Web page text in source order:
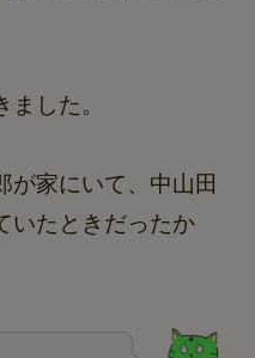
した。
が家にいて、中山田
いたときだったか